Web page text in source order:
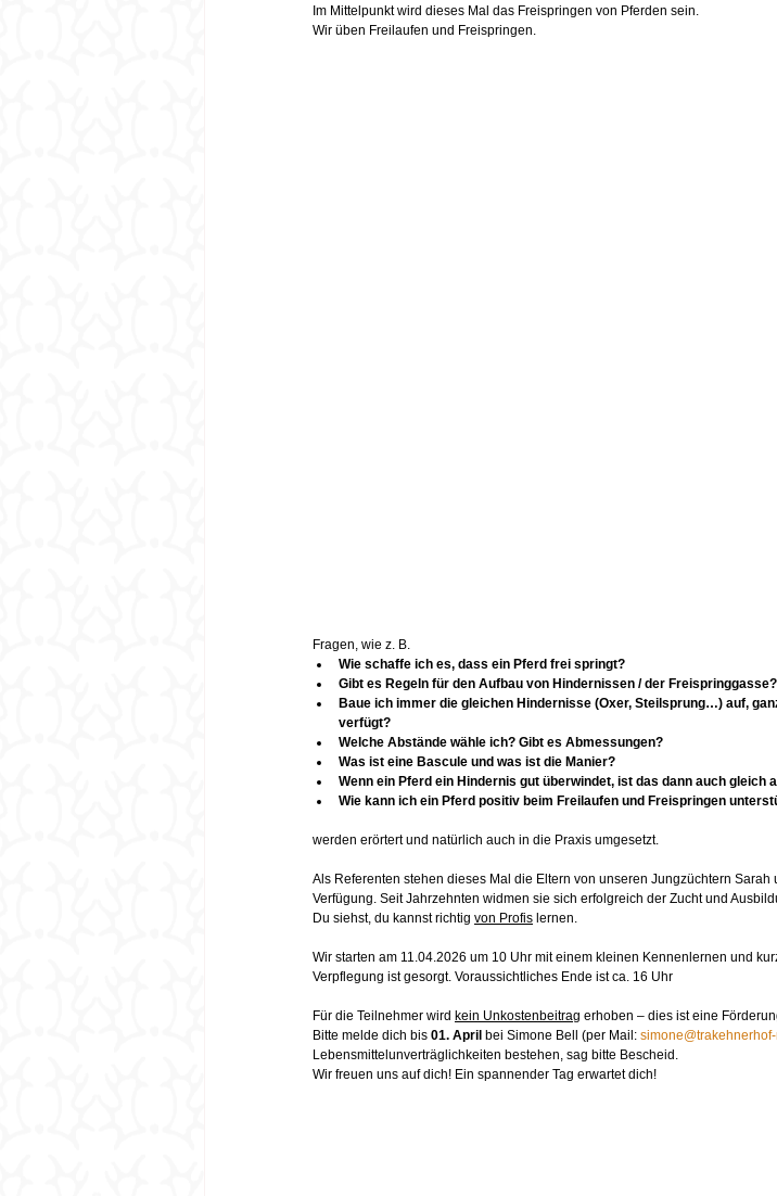
Im Mittelpunkt wird dieses Mal das Freispringen von Pferden sein.
Wir üben Freilaufen und Freispringen.
Fragen, wie z. B.
Wie schaffe ich es, dass ein Pferd frei springt?
Gibt es Regeln für den Aufbau von Hindernissen / der Freispringgasse?
Baue ich immer die gleichen Hindernisse (Oxer, Steilsprung…) auf,
verfügt?
Welche Abstände wähle ich? Gibt es Abmessungen?
Was ist eine Bascule und was ist die Manier?
Wenn ein Pferd ein Hindernis gut überwindet, ist das dann auch gleich
Wie kann ich ein Pferd positiv beim Freilaufen und Freispringen
werden erörtert und natürlich auch in die Praxis umgesetzt.
Als Referenten stehen dieses Mal die Eltern von unseren Jungzüchtern Sarah
Verfügung. Seit Jahrzehnten widmen sie sich erfolgreich der Zucht und
Du siehst, du kannst richtig von Profis lernen.
Wir starten am 11.04.2026 um 10 Uhr mit einem kleinen Kennenlernen und
Verpflegung ist gesorgt. Voraussichtliches Ende ist ca. 16 Uhr
Für die Teilnehmer wird kein Unkostenbeitrag erhoben – dies ist eine
Bitte melde dich bis 01. April bei Simone Bell (per Mail:
Lebensmittelunverträglichkeiten bestehen, sag bitte Bescheid.
Wir freuen uns auf dich! Ein spannender Tag erwartet dich!